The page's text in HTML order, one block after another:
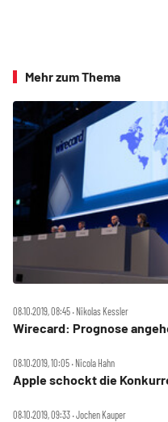
Mehr zum Thema
08.10.2019, 08:45 ‧ Nikolas Kessler
Wirecard: Prognose
08.10.2019, 10:05 ‧ Nicola Hahn
Apple schockt die
08.10.2019, 09:33 ‧ Jochen Kauper